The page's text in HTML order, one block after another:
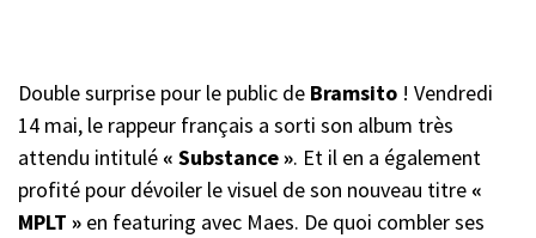
Double surprise pour le public de Bramsito ! Vendredi
14 mai, le rappeur français a sorti son album très
attendu intitulé « Substance ». Et il en a également
profité pour dévoiler le visuel de son nouveau titre «
MPLT » en featuring avec Maes. De quoi combler ses